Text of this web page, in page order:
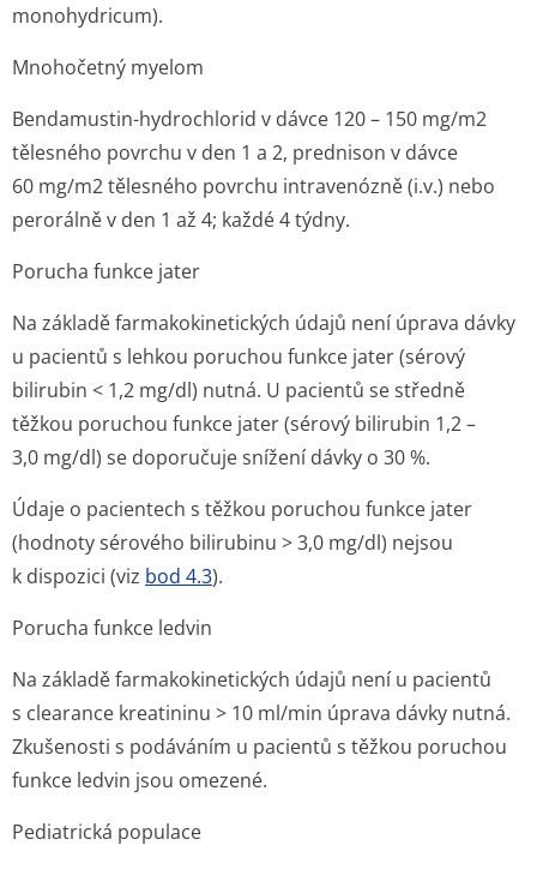
monohydricum).
Mnohočetný myelom
Bendamustin-hydrochlorid v dávce 120 – 150 mg/m2
tělesného povrchu v den 1 a 2, prednison v dávce
60 mg/m2tělesného povrchu intravenózně (i.v.) nebo
perorálně v den 1 až 4; každé 4 týdny.
Porucha funkce jater
Na základě farmakokinetických údajů není úprava dávky
u pacientů s lehkou poruchou funkce jater (sérový
bilirubin < 1,2 mg/dl) nutná. U pacientů se středně
těžkou poruchou funkce jater (sérový bilirubin 1,2 –
3,0 mg/dl) se doporučuje snížení dávky o 30 %.
Údaje o pacientech s těžkou poruchou funkce jater
(hodnoty sérového bilirubinu > 3,0 mg/dl) nejsou
k dispozici (viz bod 4.3).
Porucha funkce ledvin
Na základě farmakokinetických údajů není u pacientů
s clearance kreatininu > 10 ml/min úprava dávky nutná.
Zkušenosti s podáváním u pacientů s těžkou poruchou
funkce ledvin jsou omezené.
Pediatrická populace